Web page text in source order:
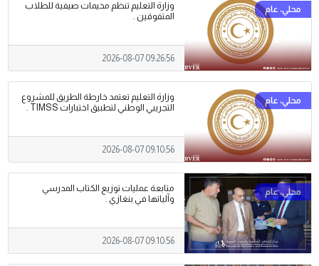
وزارة التعليم تنظم مخيمات صيفية للطلاب
المتفوقين .
2026-08-07 09:26:56
وزارة التعليم تعتمد خارطة الطريق للمشروع
التجريبي الوطني لتطبيق اختبارات TIMSS .
2026-08-07 09:10:56
متابعة عمليات توزيع الكتاب المدرسي
وآلياتها في بنغازي .
2026-08-07 09:10:56